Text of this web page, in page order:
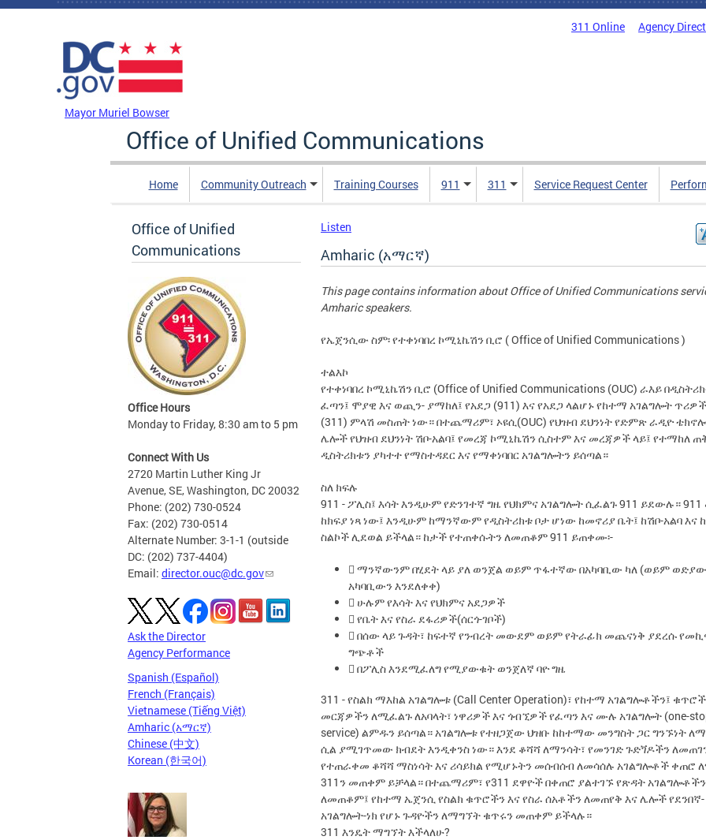
Skip to main content
311 Online Agency
Mayor Muriel Bowser
Office of Unified Communications
Home Community Outreach Training Courses 911 311 Service Request Center
Office of Unified
Communications
Office Hours
Monday to Friday, 8:30 am to 5 pm
Connect With Us
2720 Martin Luther King Jr
Avenue, SE, Washington, DC 20032
Phone: (202) 730-0524
Fax: (202) 730-0514
Alternate Number: 3-1-1 (outside
DC: (202) 737-4404)
Email: director.ouc@dc.gov
Ask the Director
Agency Performance
Spanish (Español)
French (Français)
Vietnamese (Tiếng Việt)
Amharic (አማርኛ)
Chinese (中文)
Korean (한국어)
Listen
Amharic (አማርኛ)
This page contains information about Office of Unified Communications
Amharic speakers.
የኤጀንሲው ስም፡ የተቀነባበረ ኮሚኒኬሽን ቢሮ ( Office of Unified Communications )
ተልእኮ
የተቀነባበረ ኮሚኒኬሽን ቢሮ (Office of Unified Communications (OUC) ራእይ
ፈጣን፤ ሞያዊ እና ወጪን- ያማከለ፤ የአደጋ (911) እና የአደጋ ላልሆኑ የከተማ አገልግሎት
(311) ምላሽ መስጠት ነው። በተጨማሪም፣ ኦዩሲ(OUC) የህዝብ ደህንነት የድምጽ ራዲዮ
ሌሎች የህዝብ ደህንነት ሽቦ-አልባ፤ የመረጃ ኮሚኒኬሽን ሲስተም እና መረጃዎች ላይ፤ የተማከለ
ዲስትሪክቱን ያካተተ የማስተዳደር እና የማቀነባበር አገልግሎትን ይሰጣል።
ስለ ክፍሉ
911 - ፖሊስ፤ እሳት እንዲሁም የድንገተኛ ግዜ የህክምና አገልግሎት ሲፈልጉ 911 ይደውሉ።
ከክፍያ ነጻ ነው፤ እንዲሁም ከማንኛውም የዲስትሪክቱ ቦታ ሆነው ከመኖሪያ ቤት፤ ከሽቦ-አልባ እና
ስልኮች ሊደወል ይችላል። ከታች የተጠቀሱትን ለመጠቆም 911 ይጠቀሙ፡-
 ማንኛውንም በሂደት ላይ ያለ ወንጀል ወይም ጥፋተኛው በአካባቢው ካለ (ወይም ወድያው
አካባቢውን እንደለቀቀ)
 ሁሉም የእሳት እና የህክምና አደጋዎች
 የቤት እና የስራ ደፋሪዎች(ሰርጎ-ገቦች)
 በሰው ላይ ጉዳት፣ ከፍተኛ የንብረት መውደም ወይም የትራፊክ መጨናነቅ ያደረሱ
ግጭቶች
 በፖሊስ እንደሚፈለግ የሚያውቁት ወንጀለኛ ባዮ ግዜ
311 - የስልክ ማእከል አገልግሎቱ (Call Center Operation)፣ የከተማ አገልግሎቶችን፤
መርጃዎችን ለሚፈልጉ ለአባላት፣ ነዋሪዎች እና ጎብኚዎች የፈጣን እና ሙሉ አገልግሎት (one-
service) ልምዱን ይሰጣል። አገልግሎቱ የተዘጋጀው ህዝቡ ከከተማው መንግስት ጋር ግንኙነት
ሲል ያሚገጥመው ክብደት እንዲቀንስ ነው። እንደ ቆሻሻ ለማንሳት፣ የመንገድ ጉድጘዶችን
የተጠራቀመ ቆሻሻ ማስነሳት እና ሪሳይክል የሚሆኑትን መሰብሰብ ለመሳሰሉ አገልግሎቶች ቀጠሮ
311ን መጠቀም ይቻላል። በተጨማሪም፣ የ311 ደዋዮች በቀጠሮ ያልተገኙ የጽዳት አገልግሎቶችን
ለመጠቆም፤ የከተማ ኤጀንሲ የስልክ ቁጥሮችን እና የስራ ሰአቶችን ለመጠየቅ እና ሌሎች የደንበኛ-
አገልግሎት-ነክ የሆኑ ጉዳዮችን ለማግኘት ቁጥሩን መጠቀም ይችላሉ።
311 እንዴት ማግኘት እችላለሁ?